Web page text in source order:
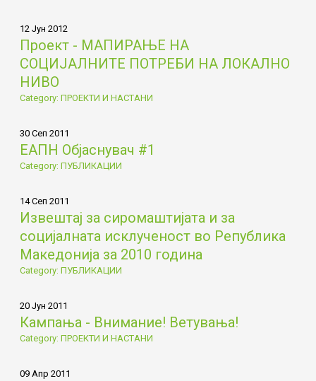
12 Јун 2012
Проект - МАПИРАЊЕ НА
СОЦИЈАЛНИТЕ ПОТРЕБИ НА ЛОКАЛНО
НИВО
Category: ПРОЕКТИ И НАСТАНИ
30 Сеп 2011
ЕАПН Објаснувач #1
Category: ПУБЛИКАЦИИ
14 Сеп 2011
Извештај за сиромаштијата и за
социјалната исклученост во Република
Македонија за 2010 година
Category: ПУБЛИКАЦИИ
20 Јун 2011
Кампања - Внимание! Ветувања!
Category: ПРОЕКТИ И НАСТАНИ
09 Апр 2011